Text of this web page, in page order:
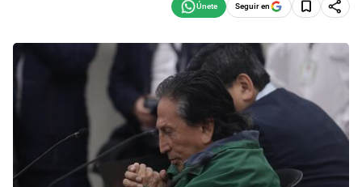
Seguir en